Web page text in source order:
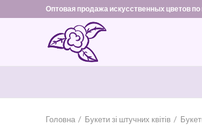
Оптовая продажа искусственных цветов
Головна Букети зі штучних квітів